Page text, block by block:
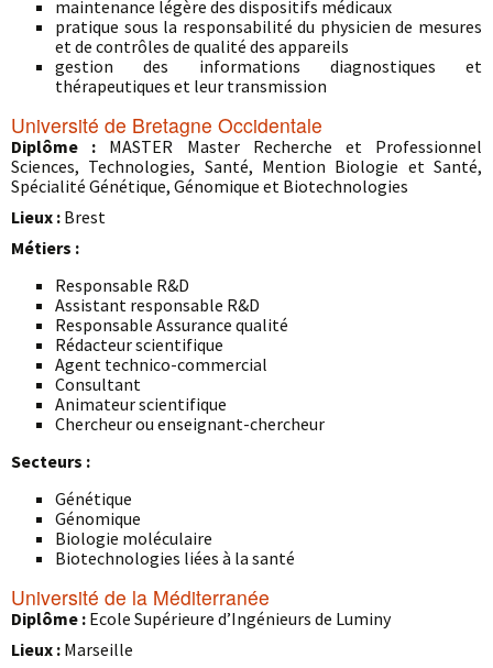
maintenance légère des dispositifs médicaux
pratique sous la responsabilité du physicien de mesures
et de contrôles de qualité des appareils
gestion des informations diagnostiques et
thérapeutiques et leur transmission
Université de Bretagne Occidentale
Diplôme : MASTER Master Recherche et Professionnel
Sciences, Technologies, Santé, Mention Biologie et Santé,
Spécialité Génétique, Génomique et Biotechnologies
Lieux : Brest
Métiers :
Responsable R&D
Assistant responsable R&D
Responsable Assurance qualité
Rédacteur scientifique
Agent technico-commercial
Consultant
Animateur scientifique
Chercheur ou enseignant-chercheur
Secteurs :
Génétique
Génomique
Biologie moléculaire
Biotechnologies liées à la santé
Université de la Méditerranée
Diplôme : Ecole Supérieure d’Ingénieurs de Luminy
Lieux : Marseille